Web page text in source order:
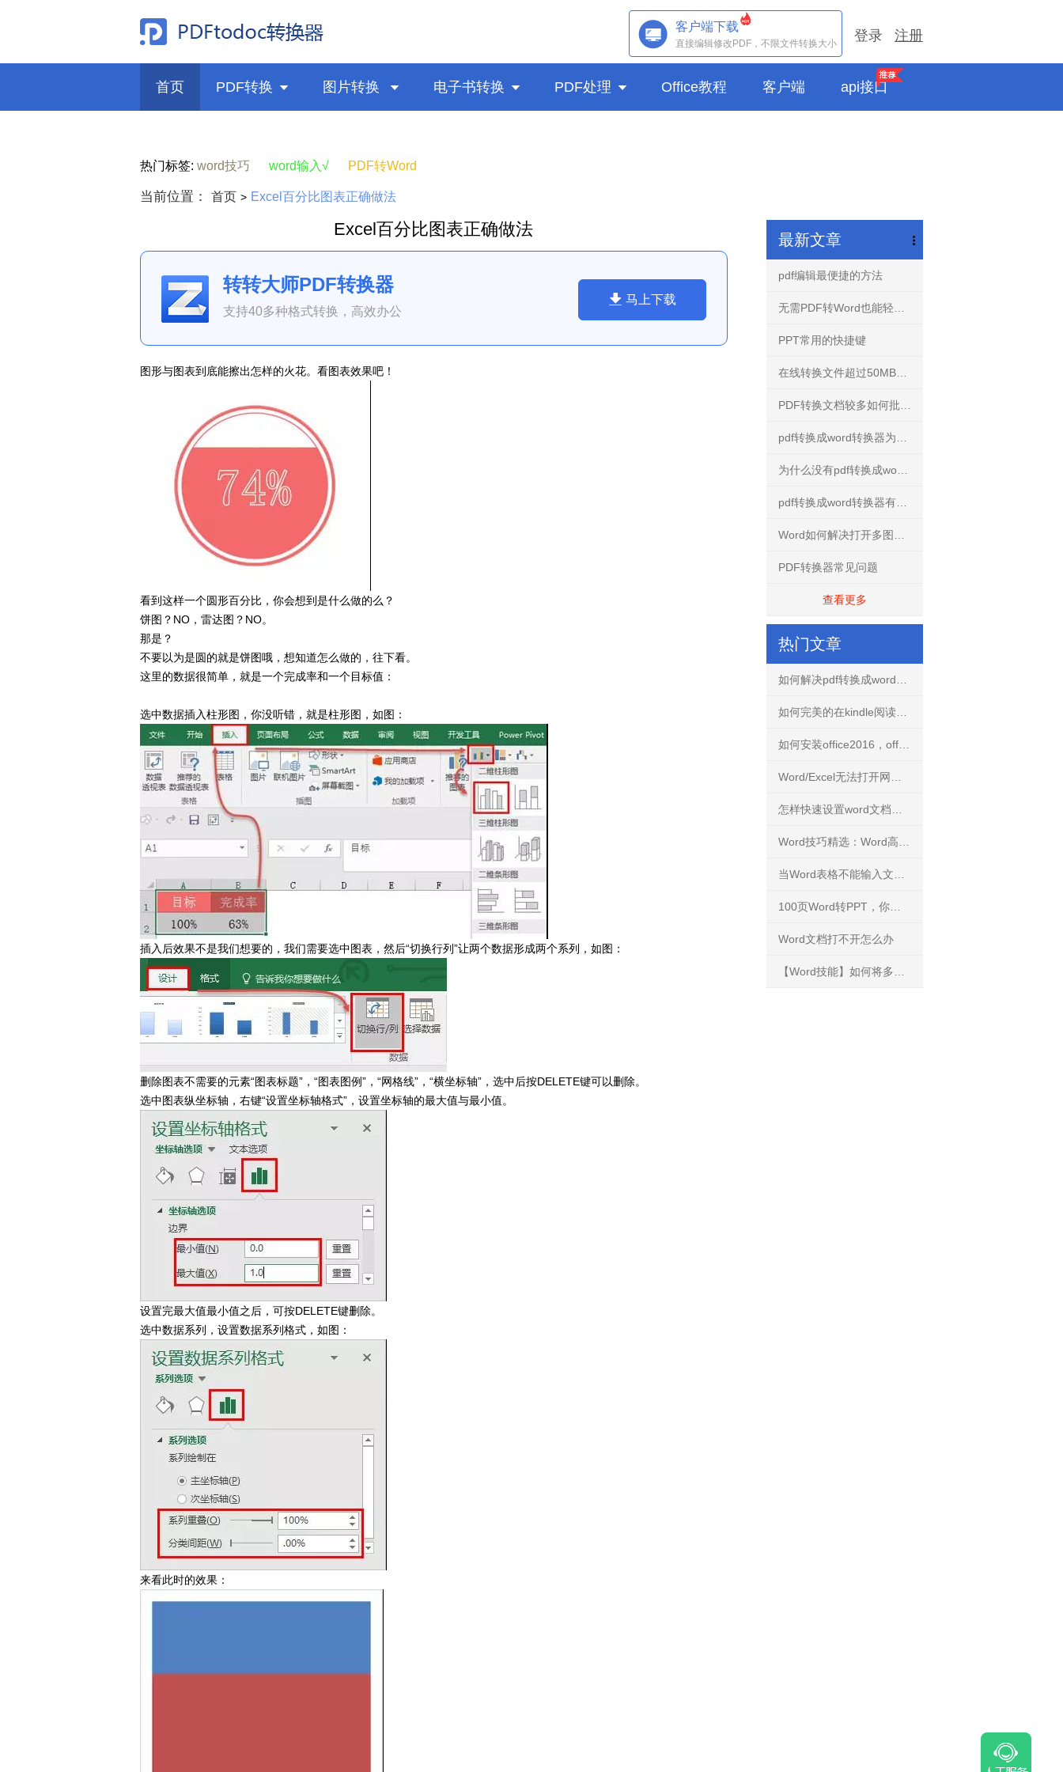
登录 注册
客户端下载
直接编辑修改PDF，不限文件转换大小
首页 PDF转换  图片转换  电子书转换  PDF处理  Office教程 客户端 api接口
热门标签: word技巧 word输入√ PDF转Word
当前位置： 首页 > Excel百分比图表正确做法
Excel百分比图表正确做法
转转大师PDF转换器
支持40多种格式转换，高效办公
马上下载
图形与图表到底能擦出怎样的火花。看图表效果吧！
看到这样一个圆形百分比，你会想到是什么做的么？
饼图？NO，雷达图？NO。
那是？
不要以为是圆的就是饼图哦，想知道怎么做的，往下看。
这里的数据很简单，就是一个完成率和一个目标值：
选中数据插入柱形图，你没听错，就是柱形图，如图：
插入后效果不是我们想要的，我们需要选中图表，然后“切换行列”让两个数据形成两个系列，如图：
删除图表不需要的元素“图表标题”，“图表图例”，“网格线”，“横坐标轴”，选中后按DELETE键可以删除。
选中图表纵坐标轴，右键“设置坐标轴格式”，设置坐标轴的最大值与最小值。
设置完最大值最小值之后，可按DELETE键删除。
选中数据系列，设置数据系列格式，如图：
来看此时的效果：
最新文章
pdf编辑最便捷的方法
PPT常用的快捷键
PDF转换器常见问题
查看更多
热门文章
Word文档打不开怎么办